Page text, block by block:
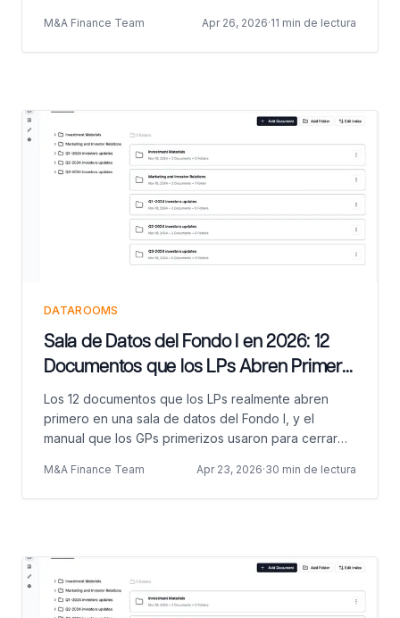
M&A Finance Team Apr 26, 2026·11 min de lectura
DATAROOMS
Sala de Datos del Fondo I en 2026: 12
Documentos que los LPs Abren Primero
(y el Manual que Cerró $50M)
Los 12 documentos que los LPs realmente abren
primero en una sala de datos del Fondo I, y el
manual que los GPs primerizos usaron para cerrar
2026.
M&A Finance Team Apr 23, 2026·30 min de lectura